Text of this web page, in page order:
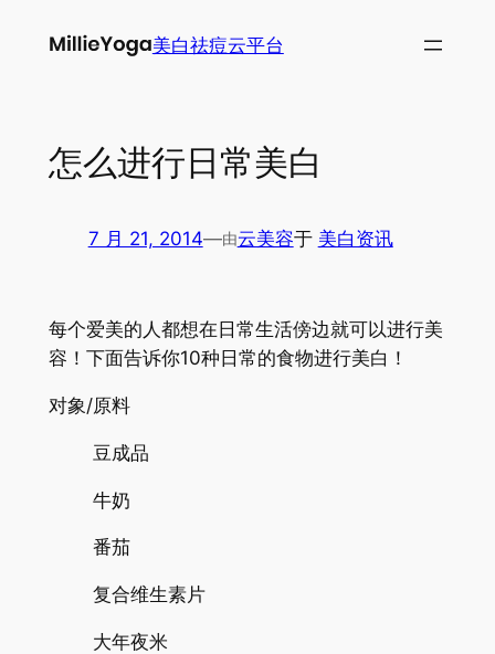
美白祛痘云平台
怎么进行日常美白
7 月 21, 2014—由云美容于 美白资讯
每个爱美的人都想在日常生活傍边就可以进行美
容！下面告诉你10种日常的食物进行美白！
对象/原料
豆成品
牛奶
番茄
复合维生素片
大年夜米